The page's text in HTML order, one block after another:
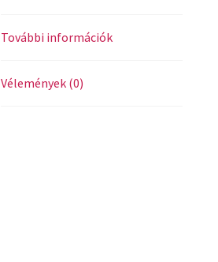
További információk
Vélemények (0)